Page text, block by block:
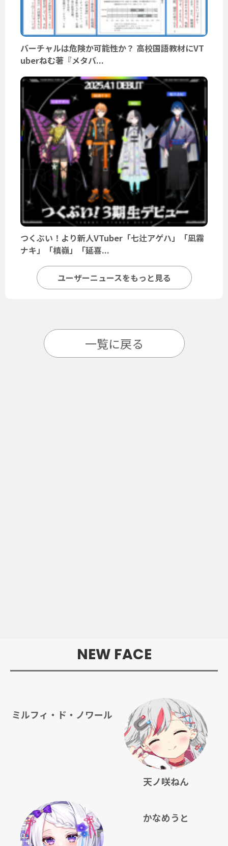
バーチャルは危険か可能性か？ 高校国語教材にVT
uberねむ著『メタバ...
つくぶい！より新人VTuber「七辻アゲハ」「凪霧
ナキ」「槙嶺」「延喜...
ユーザーニュースをもっと見る
一覧に戻る
NEW FACE
ミルフィ・ド・ノワール
天ノ咲ねん
かなめうと